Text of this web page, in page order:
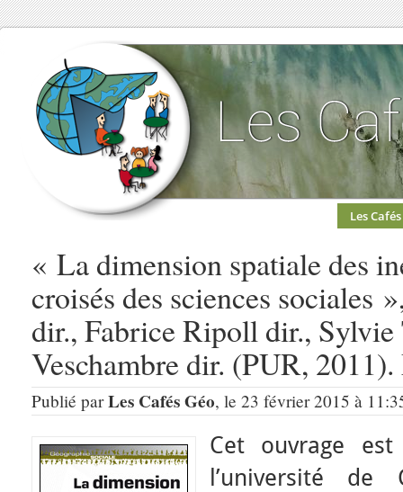
Les Cafés
« La dimension spatiale des
croisés des sciences sociales
dir., Fabrice Ripoll dir.,
Veschambre dir. (PUR,
Publié parLes Cafés Géo, le 23 février 2015 à
Cet ouvrage
l’université de